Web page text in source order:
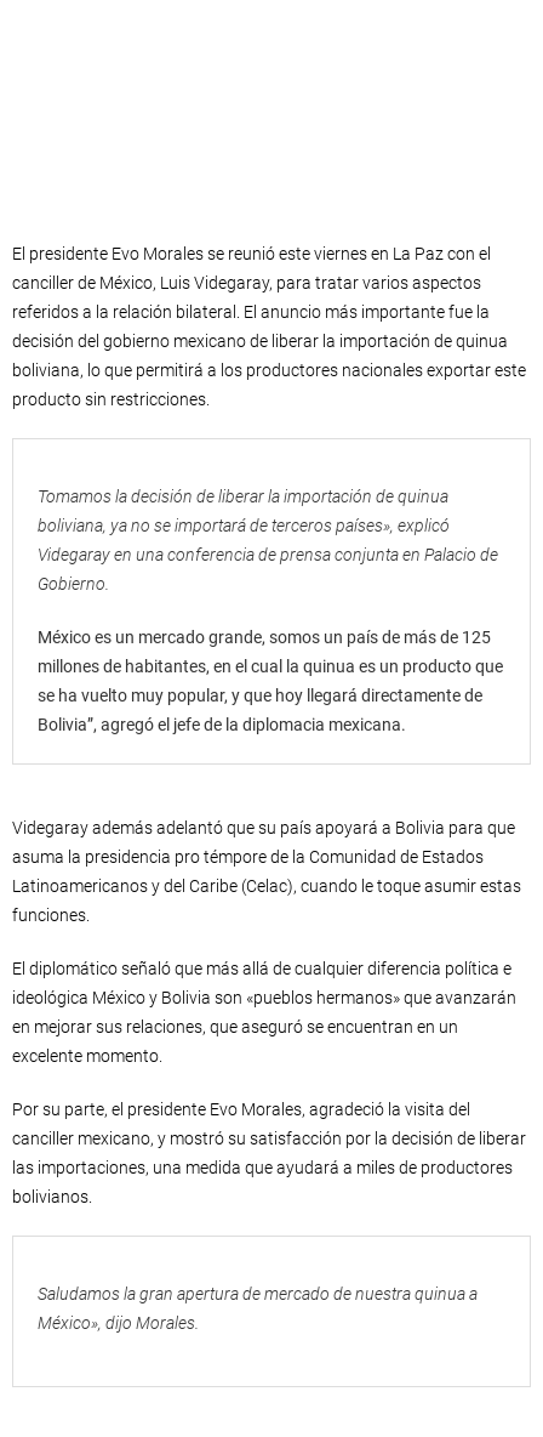
El presidente Evo Morales se reunió este viernes en La Paz con el
canciller de México, Luis Videgaray, para tratar varios aspectos
referidos a la relación bilateral. El anuncio más importante fue la
decisión del gobierno mexicano de liberar la importación de quinua
boliviana, lo que permitirá a los productores nacionales exportar este
producto sin restricciones.
Tomamos la decisión de liberar la importación de quinua
boliviana, ya no se importará de terceros países», explicó
Videgaray en una conferencia de prensa conjunta en Palacio de
Gobierno.
México es un mercado grande, somos un país de más de 125
millones de habitantes, en el cual la quinua es un producto que
se ha vuelto muy popular, y que hoy llegará directamente de
Bolivia”, agregó el jefe de la diplomacia mexicana.
Videgaray además adelantó que su país apoyará a Bolivia para que
asuma la presidencia pro témpore de la Comunidad de Estados
Latinoamericanos y del Caribe (Celac), cuando le toque asumir estas
funciones.
El diplomático señaló que más allá de cualquier diferencia política e
ideológica México y Bolivia son «pueblos hermanos» que avanzarán
en mejorar sus relaciones, que aseguró se encuentran en un
excelente momento.
Por su parte, el presidente Evo Morales, agradeció la visita del
canciller mexicano, y mostró su satisfacción por la decisión de liberar
las importaciones, una medida que ayudará a miles de productores
bolivianos.
Saludamos la gran apertura de mercado de nuestra quinua a
México», dijo Morales.